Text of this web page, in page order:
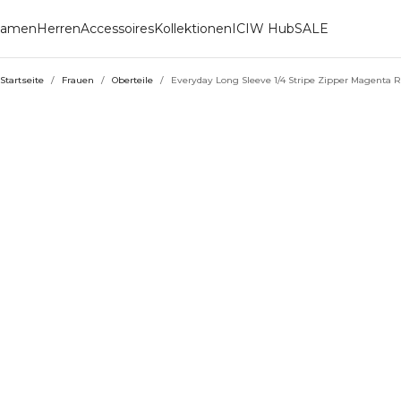
HerrenAccessoiresKollektionenICIW HubSALE
Startseite / Frauen / Oberteile / Everyday Long Sleeve 1/4 Stripe Zipper Magenta